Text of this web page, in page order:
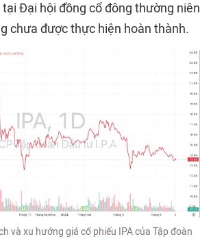
Đại hội đồng cổ đông thường niên
chưa được thực hiện hoàn thành.
và xu hướng giá cổ phiếu IPA của Tập đoàn